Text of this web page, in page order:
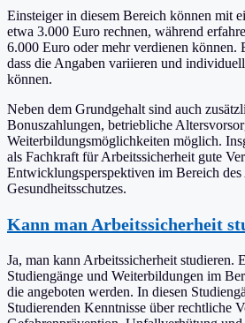
Einsteiger in diesem Bereich können mit
etwa 3.000 Euro rechnen, während
6.000 Euro oder mehr verdienen können.
dass die Angaben variieren und
können.
Neben dem Grundgehalt sind auch
Bonuszahlungen, betriebliche
Weiterbildungsmöglichkeiten möglich.
als Fachkraft für Arbeitssicherheit gute
Entwicklungsperspektiven im Bereich des
Gesundheitsschutzes.
Kann man Arbeitssicherheit
Ja, man kann Arbeitssicherheit studieren.
Studiengänge und Weiterbildungen im
die angeboten werden. In diesen
Studierenden Kenntnisse über rechtliche